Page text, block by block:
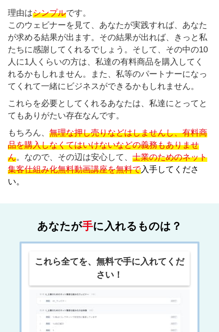
理由はシンプルです。
このウェビナーを見て、あなたが実践すれば、あなた
が求める結果が出ます。その結果が出れば、きっと私
たちに感謝してくれるでしょう。そして、その中の10
人に1人くらいの方は、私達の有料商品を購入してく
れるかもしれません。また、私等のパートナーになっ
てくれて一緒にビジネスができるかもしれません。
これらを必要としてくれるあなたは、私達にとってと
てもありがたい存在なんです。
もちろん、 無理な押し売りなどはしませんし、有料商
品を購入しなくてはいけないなどの義務もありませ
ん。なので、その辺は安心して、 士業のためのネット
集客仕組み化無料動画講座を無料で入手してくださ
い。
あなたが手に入れるものは？
これら全てを、無料で手に入れてくだ
さい！